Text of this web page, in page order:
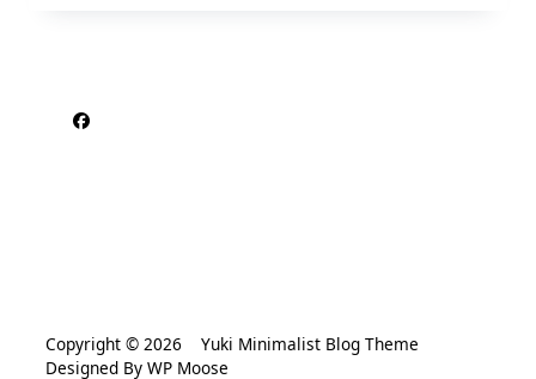
Copyright © 2026 Yuki Minimalist Blog Theme
Designed By WP Moose